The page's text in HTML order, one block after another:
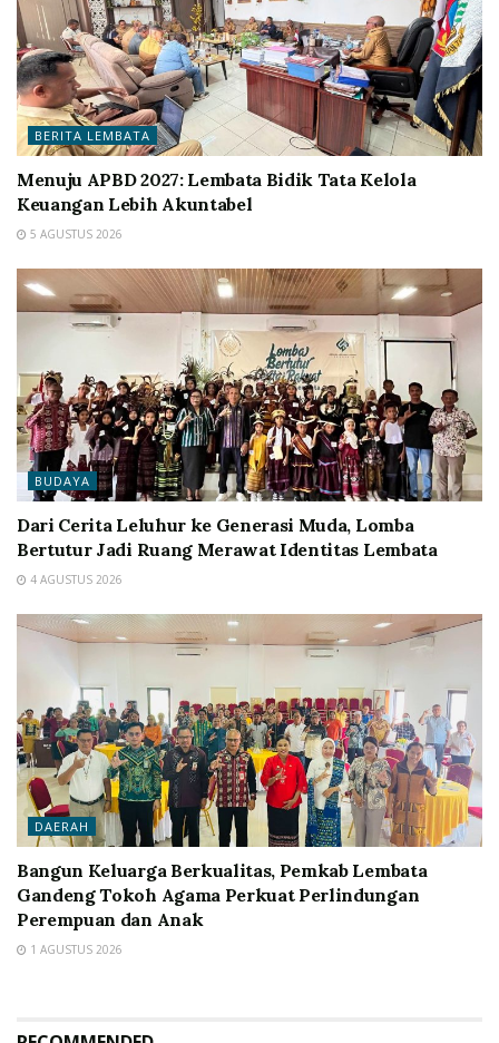
BERITA LEMBATA
Menuju APBD 2027: Lembata Bidik Tata Kelola
Keuangan Lebih Akuntabel
5 AGUSTUS 2026
BUDAYA
Dari Cerita Leluhur ke Generasi Muda, Lomba
Bertutur Jadi Ruang Merawat Identitas Lembata
4 AGUSTUS 2026
DAERAH
Bangun Keluarga Berkualitas, Pemkab Lembata
Gandeng Tokoh Agama Perkuat Perlindungan
Perempuan dan Anak
1 AGUSTUS 2026